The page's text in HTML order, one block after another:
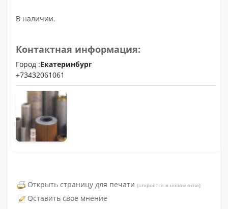
В наличии.
Контактная информация:
Город :Екатеринбург
+73432061061
Открыть страницу для печати (откроется в новом окне)
Оставить своё мнение